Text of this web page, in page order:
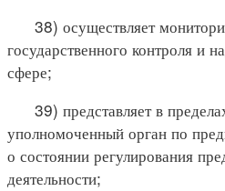
38) осуществляет
государственного контроля и
сфере;
39) представляет в
уполномоченный орган по
о состоянии регулирования
деятельности;